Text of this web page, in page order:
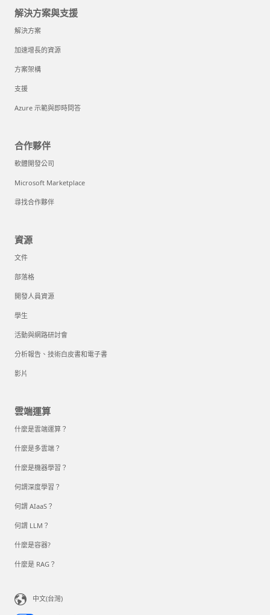
解決方案與支援
解決方案
加速增長的資源
方案架構
支援
Azure 示範與即時問答
合作夥伴
軟體開發公司
Microsoft Marketplace
尋找合作夥伴
資源
文件
部落格
開發人員資源
學生
活動與網路研討會
分析報告、技術白皮書和電子書
影片
雲端運算
什麼是雲端運算？
什麼是多雲端？
什麼是機器學習？
何謂深度學習？
何謂 AIaaS？
何謂 LLM？
什麼是容器?
什麼是 RAG？
中文(台灣)